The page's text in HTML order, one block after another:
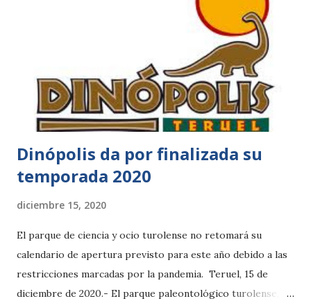
instalaciones, y ha obtenido importantes resultados en sus
proyectos de investigación y conservación, que no se han
visto frenados a pesar de las circunstancias. Loro Parque
inició su andadura en el año 1972 con tan solo 25 personas,
150 loros y un espacio de 13 000 cuadrados. Desde ese
entonces hasta hoy, y tras una...
Dinópolis da por finalizada su
temporada 2020
diciembre 15, 2020
El parque de ciencia y ocio turolense no retomará su
calendario de apertura previsto para este año debido a las
restricciones marcadas por la pandemia. Teruel, 15 de
diciembre de 2020.- El parque paleontológico turolense,